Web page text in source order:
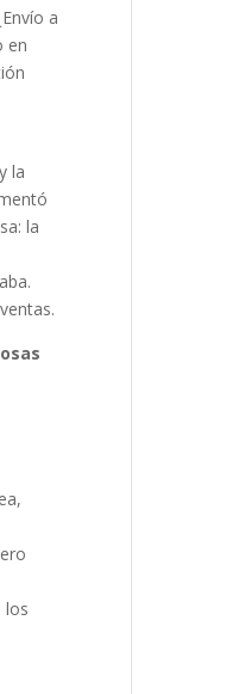
a
en
la
la
los